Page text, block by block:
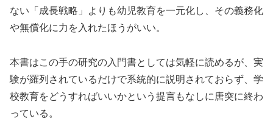
ない「成長戦略」よりも幼児教育を一元化し、その義務化
や無償化に力を入れたほうがいい。
本書はこの手の研究の入門書としては気軽に読めるが、実
験が羅列されているだけで系統的に説明されておらず、学
校教育をどうすればいいかという提言もなしに唐突に終わ
っている。